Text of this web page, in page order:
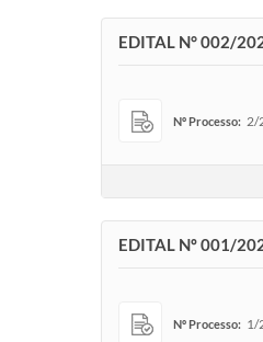
EDITAL N° 002/
Nº Processo: 2/
EDITAL Nº 001/
Nº Processo: 1/